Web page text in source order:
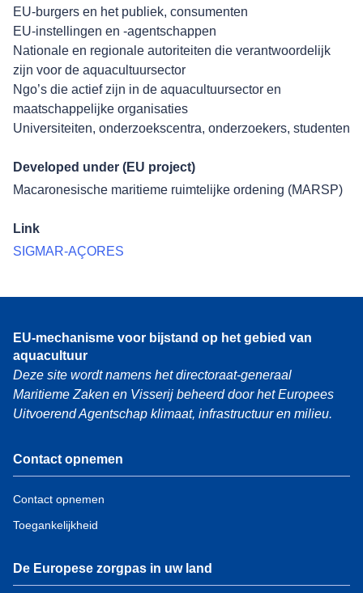
EU-burgers en het publiek, consumenten
EU-instellingen en -agentschappen
Nationale en regionale autoriteiten die verantwoordelijk
zijn voor de aquacultuursector
Ngo’s die actief zijn in de aquacultuursector en
maatschappelijke organisaties
Universiteiten, onderzoekscentra, onderzoekers, studenten
Developed under (EU project)
Macaronesische maritieme ruimtelijke ordening (MARSP)
Link
SIGMAR-AÇORES
EU-mechanisme voor bijstand op het gebied van
aquacultuur
Deze site wordt namens het directoraat-generaal
Maritieme Zaken en Visserij beheerd door het Europees
Uitvoerend Agentschap klimaat, infrastructuur en milieu.
Contact opnemen
Contact opnemen
Toegankelijkheid
De Europese zorgpas in uw land